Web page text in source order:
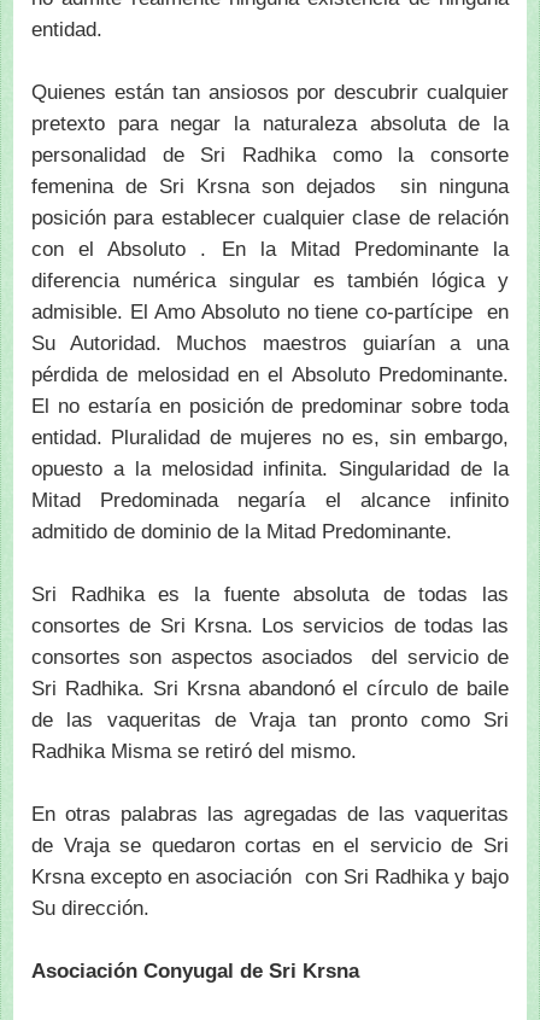
entidad.
Quienes están tan ansiosos por descubrir cualquier
pretexto para negar la naturaleza absoluta de la
personalidad de Sri Radhika como la consorte
femenina de Sri Krsna son dejados sin ninguna
posición para establecer cualquier clase de relación
con el Absoluto . En la Mitad Predominante la
diferencia numérica singular es también lógica y
admisible. El Amo Absoluto no tiene co-partícipe en
Su Autoridad. Muchos maestros guiarían a una
pérdida de melosidad en el Absoluto Predominante.
El no estaría en posición de predominar sobre toda
entidad. Pluralidad de mujeres no es, sin embargo,
opuesto a la melosidad infinita. Singularidad de la
Mitad Predominada negaría el alcance infinito
admitido de dominio de la Mitad Predominante.
Sri Radhika es la fuente absoluta de todas las
consortes de Sri Krsna. Los servicios de todas las
consortes son aspectos asociados del servicio de
Sri Radhika. Sri Krsna abandonó el círculo de baile
de las vaqueritas de Vraja tan pronto como Sri
Radhika Misma se retiró del mismo.
En otras palabras las agregadas de las vaqueritas
de Vraja se quedaron cortas en el servicio de Sri
Krsna excepto en asociación con Sri Radhika y bajo
Su dirección.
Asociación Conyugal de Sri Krsna